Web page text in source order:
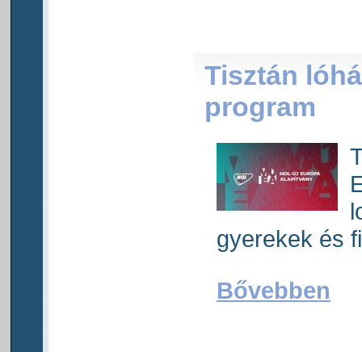
Tisztán
program
gyerekek és
Bővebben